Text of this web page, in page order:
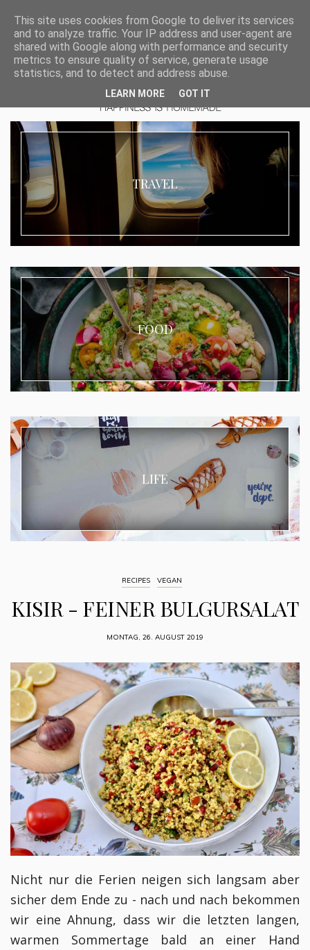
TRAVEL
FOOD
LIFE
RECIPES VEGAN
KISIR - FEINER BULGURSALAT
MONTAG, 26. AUGUST 2019
Nicht nur die Ferien neigen sich langsam aber
sicher dem Ende zu - nach und nach bekommen
wir eine Ahnung, dass wir die letzten langen,
warmen Sommertage bald an einer Hand
This site uses cookies from Google to deliver its services
and to analyze traffic. Your IP address and user-agent are
shared with Google along with performance and security
metrics to ensure quality of service, generate usage
statistics, and to detect and address abuse.
LEARN MORE GOT IT